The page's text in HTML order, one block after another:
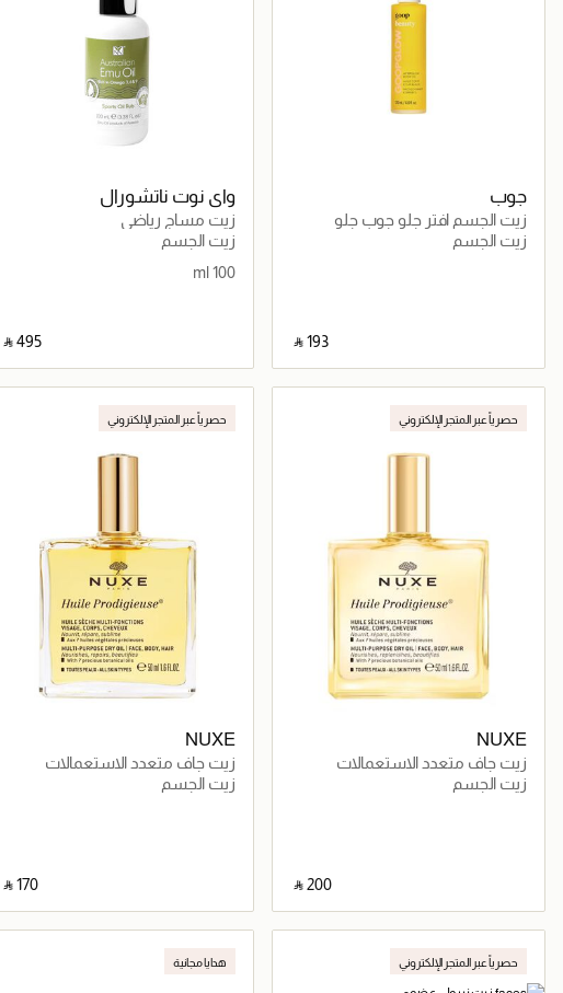
جوب
زيت الجسم افتر جلو جوب جلو
زيت الجسم
‎ ⃁ ⁦193⁩ ‎
جاري تحميل التفاصيل
واي نوت ناتشورال
زيت مساج رياضي
زيت الجسم
100 ml
‎ ⃁ ⁦495⁩ ‎
جاري تحميل التفاصيل
حصرياً عبر المتجر الإلكتروني
NUXE
زيت جاف متعدد الاستعمالات
زيت الجسم
‎ ⃁ ⁦200⁩ ‎
جاري تحميل التفاصيل
حصرياً عبر المتجر الإلكتروني
NUXE
زيت جاف متعدد الاستعمالات
زيت الجسم
‎ ⃁ ⁦170⁩ ‎
جاري تحميل التفاصيل
حصرياً عبر المتجر الإلكتروني هدايا مجانية